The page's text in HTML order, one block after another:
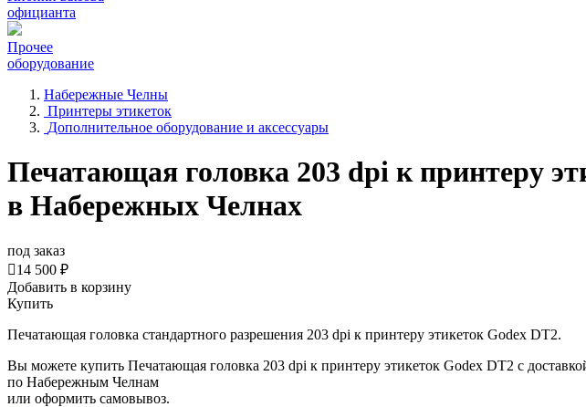
официанта
Прочее
оборудование
Набережные Челны
Принтеры этикеток
Дополнительное оборудование и аксессуары
Печатающая головка 203 dpi к принтеру
в Набережных Челнах
под заказ
14 500 ₽
Добавить в корзину
Купить
Печатающая головка стандартного разрешения 203 dpi к принтеру этикеток Godex DT2.
Вы можете купить Печатающая головка 203 dpi к принтеру этикеток Godex DT2 с
по Набережным Челнам
или оформить самовывоз.